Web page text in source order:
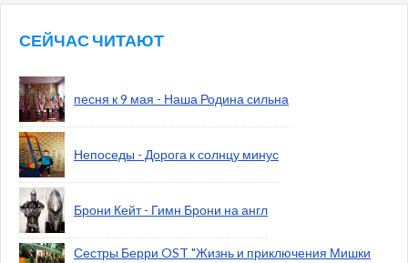
СЕЙЧАС ЧИТАЮТ
песня к 9 мая - Наша Родина сильна
Непоседы - Дорога к солнцу минус
Брони Кейт - Гимн Брони на англ
Сестры Берри OST "Жизнь и приключения Мишки